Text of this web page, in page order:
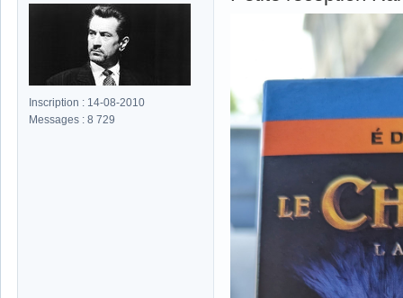
Inscription : 14-08-2010
Messages : 8 729